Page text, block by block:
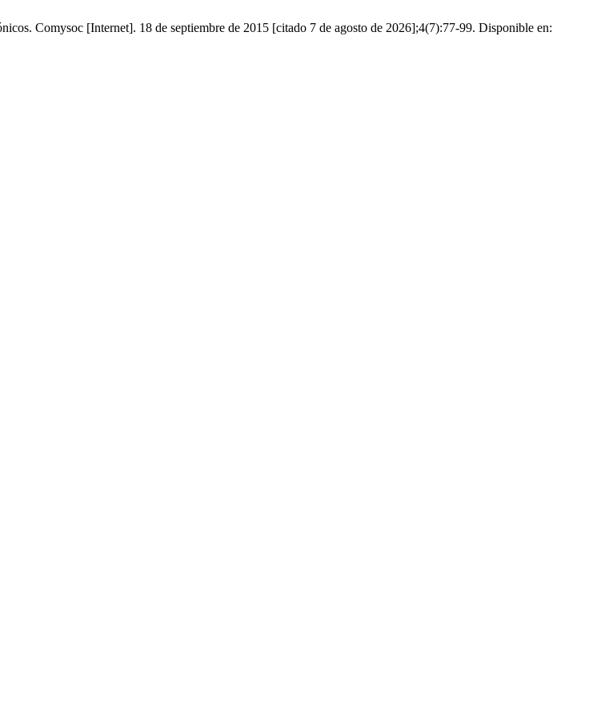
Comysoc [Internet]. 18 de septiembre de 2015 [citado 7 de agosto de 2026];4(7):77-99. Disponible en: